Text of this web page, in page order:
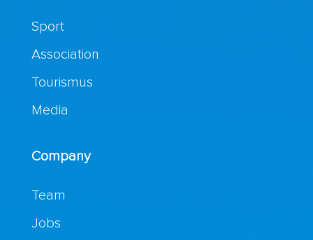
Sport
Association
Tourismus
Media
Company
Team
Jobs